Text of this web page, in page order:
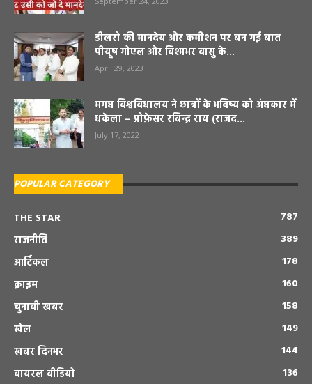
डीलरो की मानदेय और कमीशन पर बन गई बात
पीयूष गोएल और विश्मभर वासु के...
April 29, 2023
मगध विश्वविधालय ने छात्रों के भविष्य को अंधकार में
धकेला – प्रोफ़ेसर रबिन्द्र राय (राजद...
July 17, 2022
POPULAR CATEGORY
THE STAR
787
राजनीति
389
आर्टिकल
178
क्राइम
160
चुनावी खबर
158
खेल
149
खबर दिनभर
144
वायरल वीडियो
136